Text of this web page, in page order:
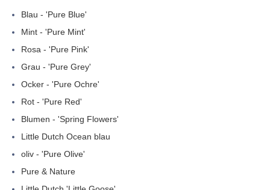
Blau - 'Pure Blue'
Mint - 'Pure Mint'
Rosa - 'Pure Pink'
Grau - 'Pure Grey'
Ocker - 'Pure Ochre'
Rot - 'Pure Red'
Blumen - 'Spring Flowers'
Little Dutch Ocean blau
oliv - 'Pure Olive'
Pure & Nature